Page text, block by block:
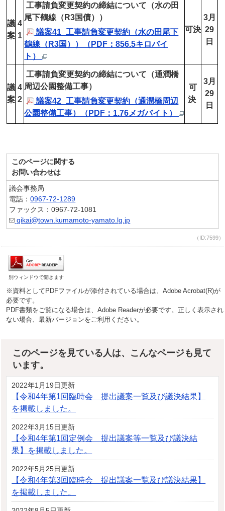
議
案
4
1
工事請負変更契約の締結について（水の田
尾下鶴線（R3国債））
議案41_工事請負変更契約（水の田尾下
鶴線（R3国））（PDF：856.5キロバイ
ト）
可決
3月
29
日
議
案
4
2
工事請負変更契約の締結について（通潤橋
周辺公園整備工事）
議案42_工事請負変更契約（通潤橋周辺
公園整備工事）（PDF：1.76メガバイト）
可
決
3月
29
日
このページに関する
お問い合わせは
議会事務局
電話：0967-72-1289
ファックス：0967-72-1081
gikai@town.kumamoto-yamato.lg.jp
（ID:7599）
別ウィンドウで開きます
※資料としてPDFファイルが添付されている場合は、Adobe Acrobat(R)が
必要です。
PDF書類をご覧になる場合は、Adobe Readerが必要です。正しく表示され
ない場合、最新バージョンをご利用ください。
このページを見ている人は、こんなページも見て
います。
2022年1月19日更新
【令和4年第1回臨時会 提出議案一覧及び議決結果】
を掲載しました。
2022年3月15日更新
【令和4年第1回定例会 提出議案等一覧及び議決結
果】を掲載しました。
2022年5月25日更新
【令和4年第3回臨時会 提出議案一覧及び議決結果】
を掲載しました。